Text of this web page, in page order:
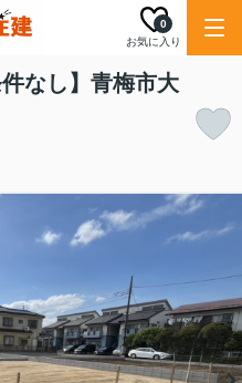
お気に入り
0
なし】青梅市大